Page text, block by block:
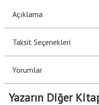
Açıklama
Taksit Seçenekleri
Yorumlar
Yazarın Diğer